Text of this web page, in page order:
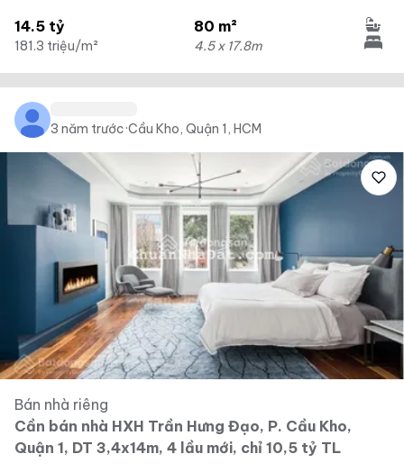
14.5 tỷ
181.3 triệu/m²
80 m²
4.5 x 17.8m
3 năm trước·Cầu Kho, Quận 1, HCM
Bán nhà riêng
Cần bán nhà HXH Trần Hưng Đạo, P. Cầu Kho,
Quận 1, DT 3,4x14m, 4 lầu mới, chỉ 10,5 tỷ TL